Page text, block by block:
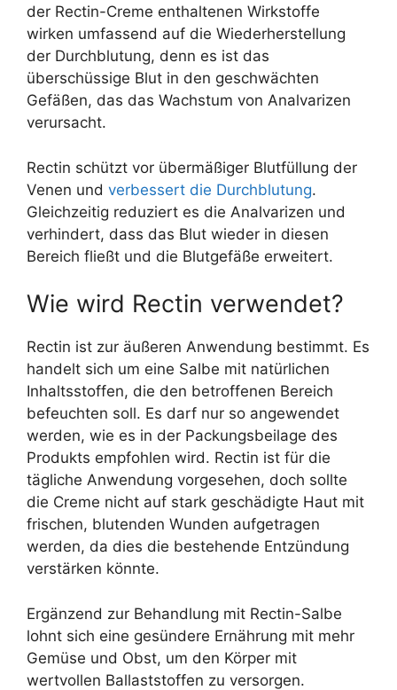
der Rectin-Creme enthaltenen Wirkstoffe
wirken umfassend auf die Wiederherstellung
der Durchblutung, denn es ist das
überschüssige Blut in den geschwächten
Gefäßen, das das Wachstum von Analvarizen
verursacht.
Rectin schützt vor übermäßiger Blutfüllung der
Venen und verbessert die Durchblutung.
Gleichzeitig reduziert es die Analvarizen und
verhindert, dass das Blut wieder in diesen
Bereich fließt und die Blutgefäße erweitert.
Wie wird Rectin verwendet?
Rectin ist zur äußeren Anwendung bestimmt. Es
handelt sich um eine Salbe mit natürlichen
Inhaltsstoffen, die den betroffenen Bereich
befeuchten soll. Es darf nur so angewendet
werden, wie es in der Packungsbeilage des
Produkts empfohlen wird. Rectin ist für die
tägliche Anwendung vorgesehen, doch sollte
die Creme nicht auf stark geschädigte Haut mit
frischen, blutenden Wunden aufgetragen
werden, da dies die bestehende Entzündung
verstärken könnte.
Ergänzend zur Behandlung mit Rectin-Salbe
lohnt sich eine gesündere Ernährung mit mehr
Gemüse und Obst, um den Körper mit
wertvollen Ballaststoffen zu versorgen.